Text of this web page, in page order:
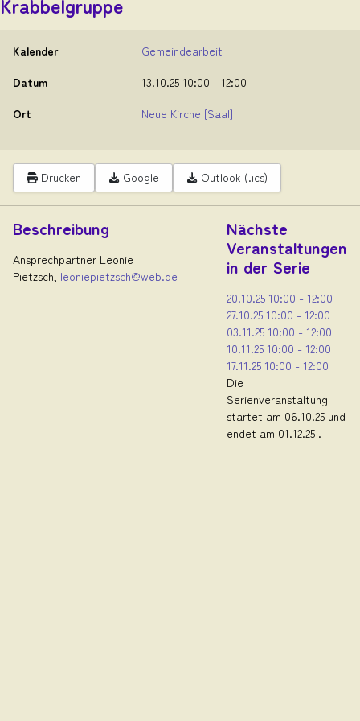
Kalender
Gemeindearbeit
Datum
13.10.25 10:00 - 12:00
Ort
Neue Kirche [Saal]
Drucken Google Outlook (.ics)
Beschreibung
Ansprechpartner Leonie
Pietzsch, leoniepietzsch@web.de
Nächste
Veranstaltungen
in der Serie
20.10.25 10:00 - 12:00
27.10.25 10:00 - 12:00
03.11.25 10:00 - 12:00
10.11.25 10:00 - 12:00
17.11.25 10:00 - 12:00
Die
Serienveranstaltung
startet am 06.10.25 und
endet am 01.12.25 .